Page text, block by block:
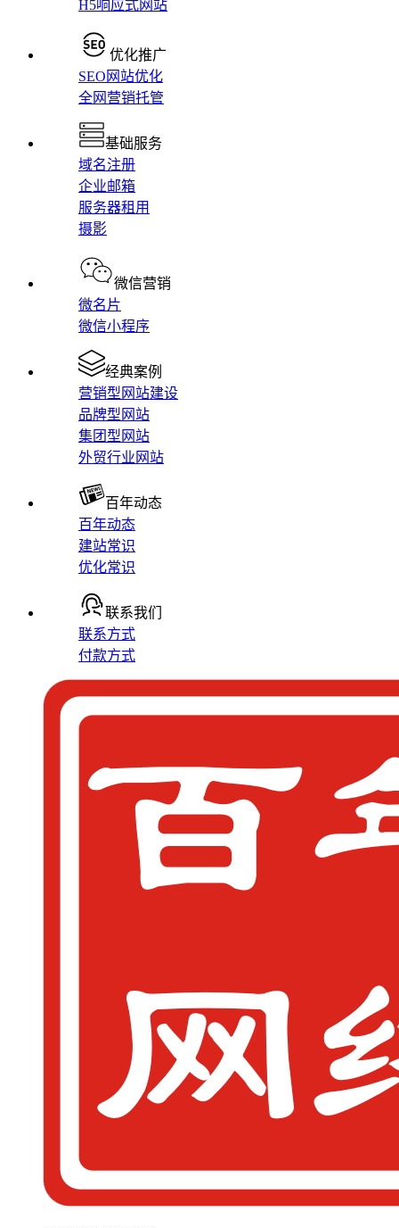
H5响应式网站
优化推广
SEO网站优化
全网营销托管
基础服务
域名注册
企业邮箱
服务器租用
摄影
微信营销
微名片
微信小程序
经典案例
营销型网站建设
品牌型网站
集团型网站
外贸行业网站
百年动态
百年动态
建站常识
优化常识
联系我们
联系方式
付款方式